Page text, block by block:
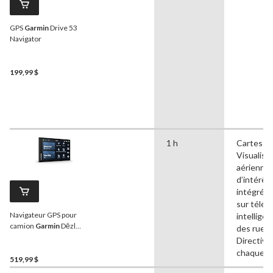
GPS GarminDrive 53
Navigator
199,99 $
Navigateur GPS pour
camion GarminDēzl
519,99 $
1 h
Cartes
sur
des rues,
chaque